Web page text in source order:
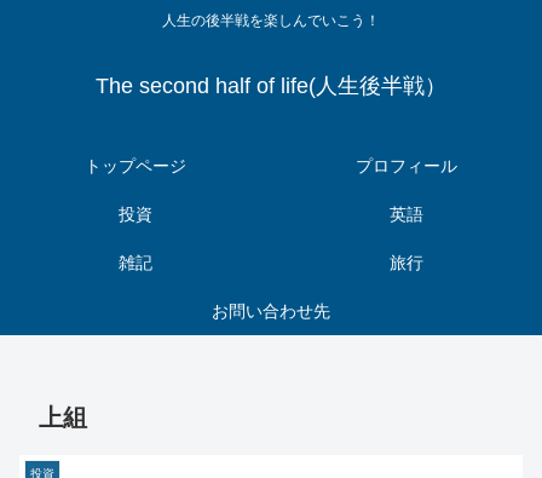
人生の後半戦を楽しんでいこう！
The second half of life(人生後半戦）
トップページ プロフィール
投資 英語
雑記 旅行
お問い合わせ先
上組
投資